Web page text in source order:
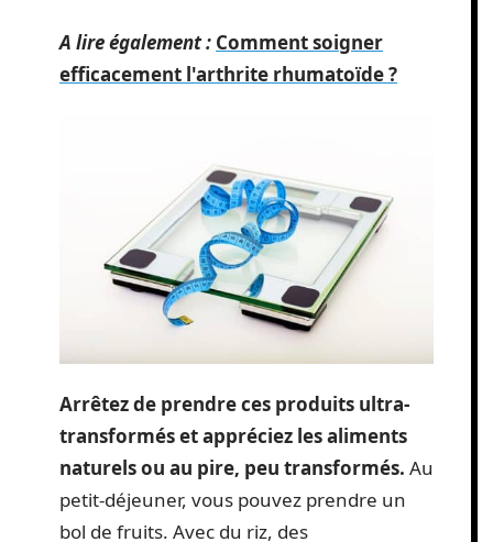
A lire également : Comment soigner
efficacement l'arthrite rhumatoïde ?
Arrêtez de prendre ces produits ultra-
transformés et appréciez les aliments
naturels ou au pire, peu transformés. Au
petit-déjeuner, vous pouvez prendre un
bol de fruits. Avec du riz, des